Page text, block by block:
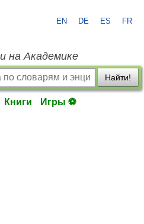
EN DE ES FR
на Академике
Найти!
Книги Игры ⚽